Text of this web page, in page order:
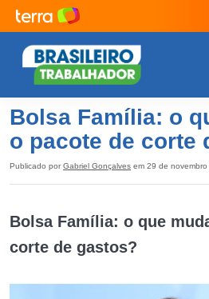
Bolsa Família: o
o pacote de corte
Publicado por Gabriel Gonçalves em 29 de
Bolsa Família: o que
corte de gastos?